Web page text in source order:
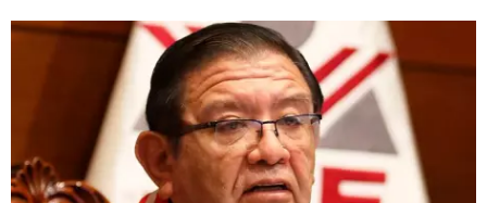
Repudian acciones